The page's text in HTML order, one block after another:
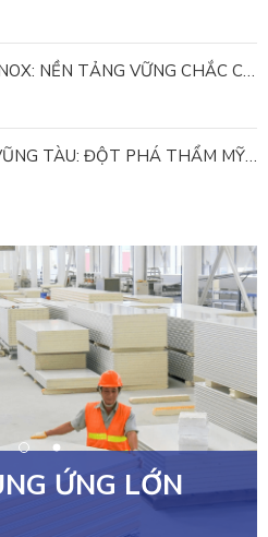
PNP | PANEL PRICH MẶT INOX: NỀN TẢNG VỮNG CHẮC CHO HẠ TẦNG CHĂN NUÔI CÔNG NGHỆ CAO
PNP | DỰ ÁN GOODWILL VŨNG TÀU: ĐỘT PHÁ THẨM MỸ VỚI GIẢI PHÁP PANEL GÓC THẾ HỆ MỚI
ỨNG LỚN